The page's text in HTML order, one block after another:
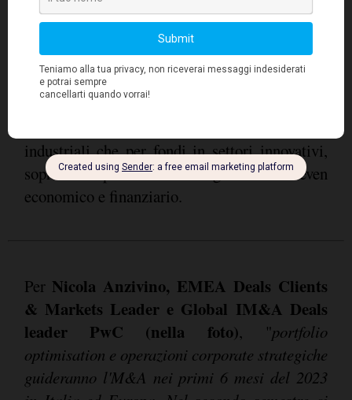
le società in fase di start up
ed early stage affronteranno situazioni di
distress e difficoltà per la raccolta di nuovi
round di finanziamento
industriali che per fondi in settori innovativi,
soprattutto per le aziende già a break-even
economico e finanziario.
Per Nicola Anzivino, EMEA Deals Clients
& Markets Leader e Global IM&A Deals
leader PwC (nella foto), "portfolio
optimisation e operazioni corporate strategiche
guideranno l'M&A nei primi 6 mesi del 2023